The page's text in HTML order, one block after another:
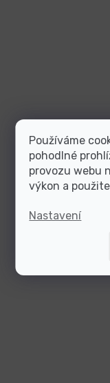
Používáme
pohodlné
provozu webu
výkon a
Nastavení